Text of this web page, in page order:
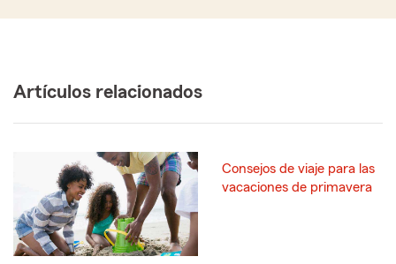
Artículos relacionados
Consejos de viaje para las
vacaciones de primavera